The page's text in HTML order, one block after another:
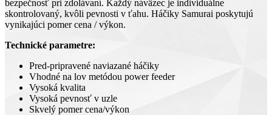
bezpečnosť pri zdolávaní. Každý náväzec je individuálne
skontrolovaný, kvôli pevnosti v ťahu. Háčiky Samurai poskytujú
vynikajúci pomer cena / výkon.
Technické parametre:
Pred-pripravené naviazané háčiky
Vhodné na lov metódou power feeder
Vysoká kvalita
Vysoká pevnosť v uzle
Skvelý pomer cena/výkon